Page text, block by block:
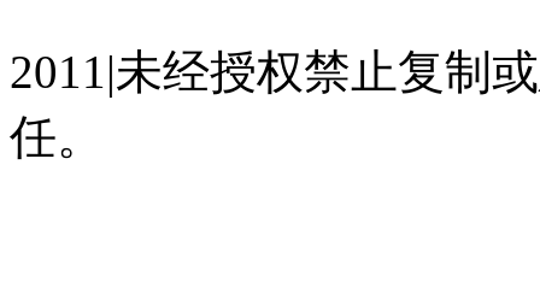
2011|未经授权禁止复制
任。